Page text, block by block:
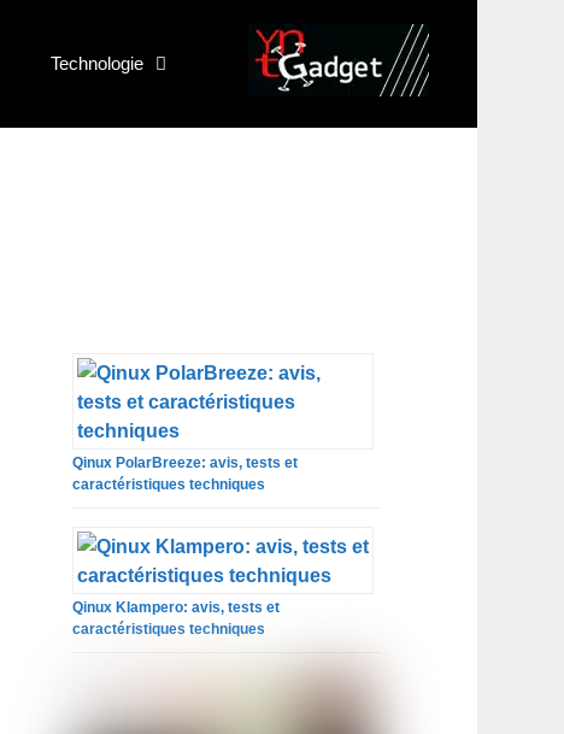
Technologie
Qinux PolarBreeze: avis, tests et
caractéristiques techniques
Qinux Klampero: avis, tests et
caractéristiques techniques